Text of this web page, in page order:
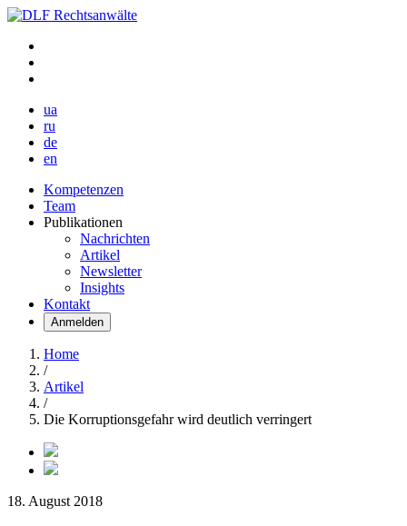
ua
ru
de
en
Kompetenzen
Team
Publikationen
Nachrichten
Artikel
Newsletter
Insights
Kontakt
Anmelden
Home
/
Artikel
/
Die Korruptionsgefahr wird deutlich verringert
18. August 2018